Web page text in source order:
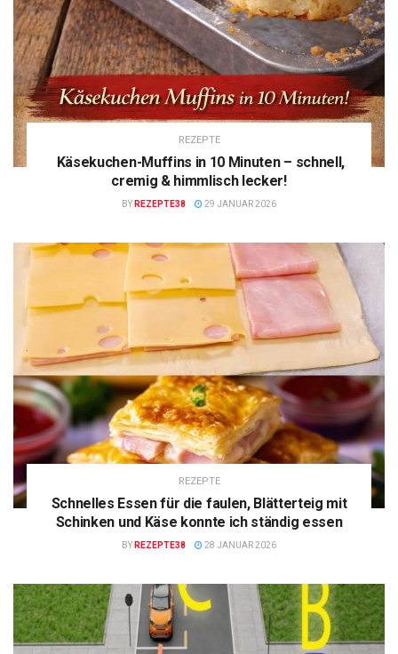
REZEPTE
Käsekuchen-Muffins in 10 Minuten – schnell,
cremig & himmlisch lecker!
BY REZEPTE38 29 JANUAR 2026
REZEPTE
Schnelles Essen für die faulen, Blätterteig mit
Schinken und Käse konnte ich ständig essen
BY REZEPTE38 28 JANUAR 2026